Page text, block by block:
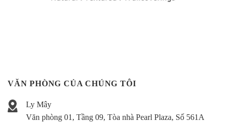
VĂN PHÒNG CỦA CHÚNG TÔI
Ly Mây
Văn phòng 01, Tầng 09, Tòa nhà Pearl Plaza, Số 561A